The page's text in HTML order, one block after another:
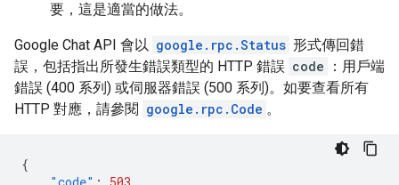
要，這是適當的做法。
Google Chat API 會以 google.rpc.Status 形式傳回錯
誤，包括指出所發生錯誤類型的 HTTP 錯誤 code
：用戶端
錯誤 (400 系列) 或伺服器錯誤 (500 系列)。如要查看所有
HTTP 對應，請參閱 google.rpc.Code 。
{